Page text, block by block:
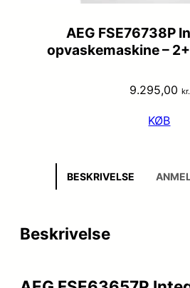
AEG FSE76738P
opvaskemaskine –
9.295,00 kr.
KØB
BESKRIVELSE
Beskrivelse